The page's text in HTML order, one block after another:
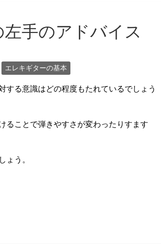
手のアドバイス
エレキギターの基本
する意識はどの程度もたれているでしょう
ることで弾きやすさが変わったりすます
ょう。